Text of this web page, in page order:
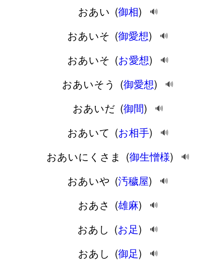
おあい (御相) 🔊
おあいそ (御愛想) 🔊
おあいそ (お愛想) 🔊
おあいそう (御愛想) 🔊
おあいだ (御間) 🔊
おあいて (お相手) 🔊
おあいにくさま (御生憎様) 🔊
おあいや (汚穢屋) 🔊
おあさ (雄麻) 🔊
おあし (お足) 🔊
おあし (御足) 🔊